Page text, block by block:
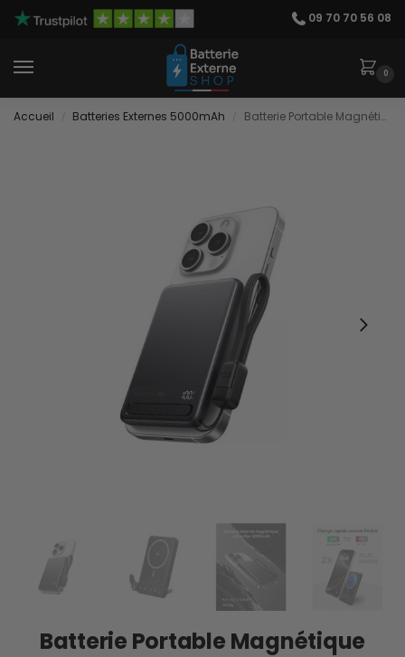
09 70 70 56 08
0
Accueil Batteries Externes 5000mAh Batterie Portable Magnétique Plate
Batterie Portable Magnétique